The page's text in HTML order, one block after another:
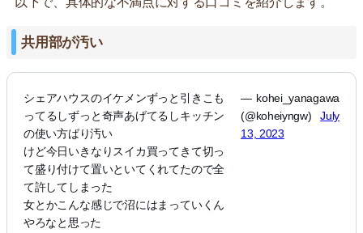
共用部が汚い
シェアハウスのイケメンずっと引きこも
ってるしずっと奇声あげてるしキッチン
の使い方ばり汚い
けど今日いきなりスイカ買ってきて切っ
て盛り付けて置いといてくれてたので全
て許してしまった
女とかこんな感じで沼にはまっていくん
やろなと思った
— kohei_yanagawa
(@koheiyngw)July
13, 2023